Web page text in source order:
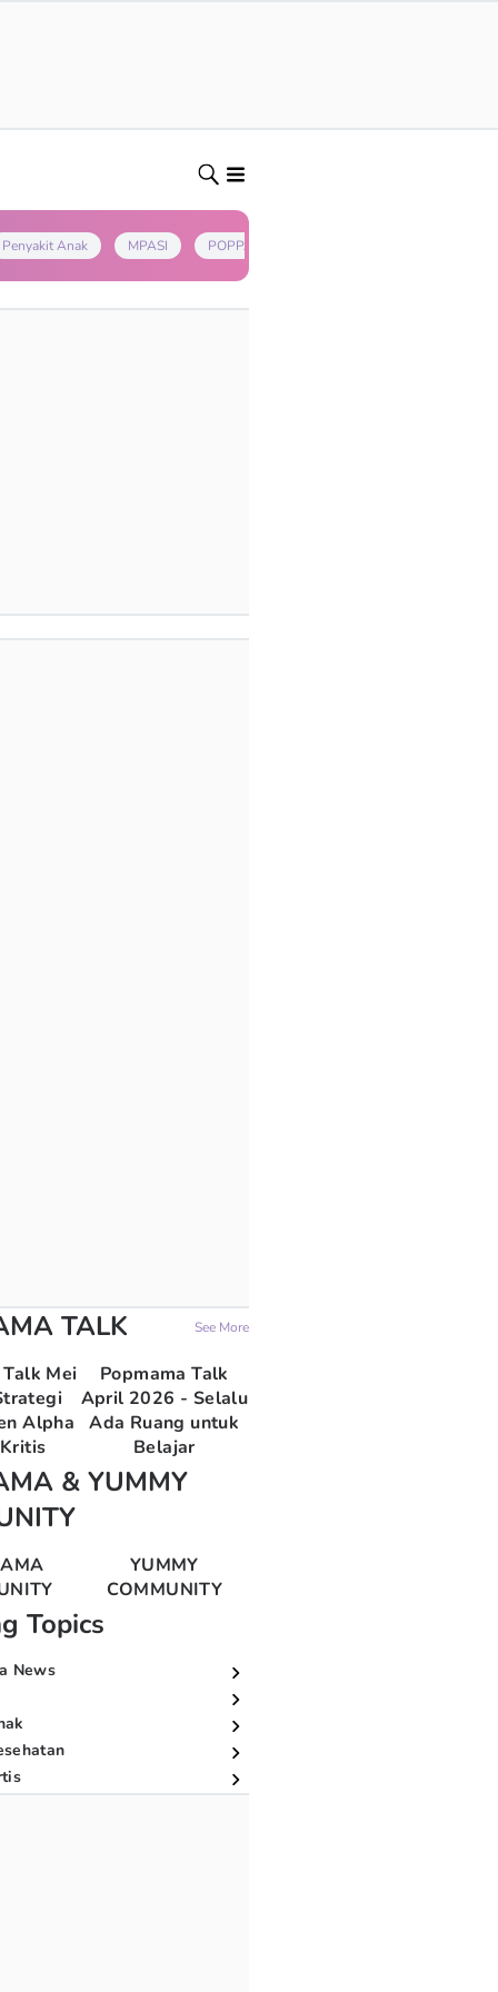
Penyakit Anak MPASI POPPAPA
TALK See More
Mei
Alpha
Popmama Talk
April 2026 - Selalu
Ada Ruang untuk
Belajar
& YUMMY
YUMMY
COMMUNITY
Topics
News